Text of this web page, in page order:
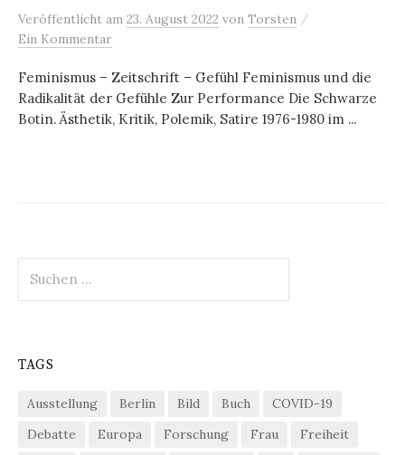
Veröffentlicht am 23. August 2022 von Torsten /
Ein Kommentar
Feminismus – Zeitschrift – Gefühl Feminismus und die
Radikalität der Gefühle Zur Performance Die Schwarze
Botin. Ästhetik, Kritik, Polemik, Satire 1976-1980 im ...
nach:
TAGS
Ausstellung Berlin Bild Buch
COVID-19
Debatte
Europa Forschung Frau
Freiheit